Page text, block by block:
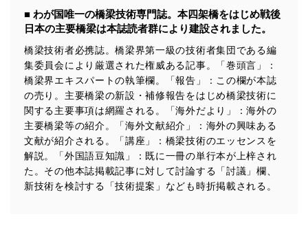
共通セッション「橋梁計画」の報告とお誘い ─ 土木学会 令和5年度全国
大会（広島） ─
石井 博典
藤野陽三先生 IABSE国際功績賞を受賞
勝地 弘
書 評 鉄道高架橋デザイン
石井 信行
モニターより
「橋梁と基礎」12月号を読んで
広告企画
支承部材の3次元モデルCADデータ
東京ファブリック工業（株）
歌と映画に出てくる英語 ～ It’s now or never（今でしょ） ～
石塚 敬之
モニターより
「橋梁と基礎」11月号を読んで
橋梁と基礎2022（令和4）年総目次
広告企画
LIBRA工法 仮橋・仮桟橋斜張式架設工法（株）横山基礎工事
編集後記
小西 拓洋
■ わが国唯一の橋梁技術専門誌。本四架橋をはじめ戦後
日本の主要橋梁は本誌読者群により建設されました。
橋梁技術者必携誌。橋梁界第一級の技術者集団である編
集委員会により厳選された権威ある記事。「巻頭言」：
橋梁界エキスパートの執筆欄。「報告」：この欄が本誌
の売り。主要橋梁の新設・補修報告をはじめ橋梁技術に
関する主要事項は網羅される。「海外だより」：海外の
主要橋梁等の紹介。「海外文献紹介」：海外の興味ある
文献が紹介される。「講座」：橋梁技術のエッセンスを
解説。「外国語豆知識」：既に一冊の単行本が上梓され
た。その他本誌掲載記事に対して討論する「討議」欄、
新技術を検討する「技術提案」なども時折掲載される。